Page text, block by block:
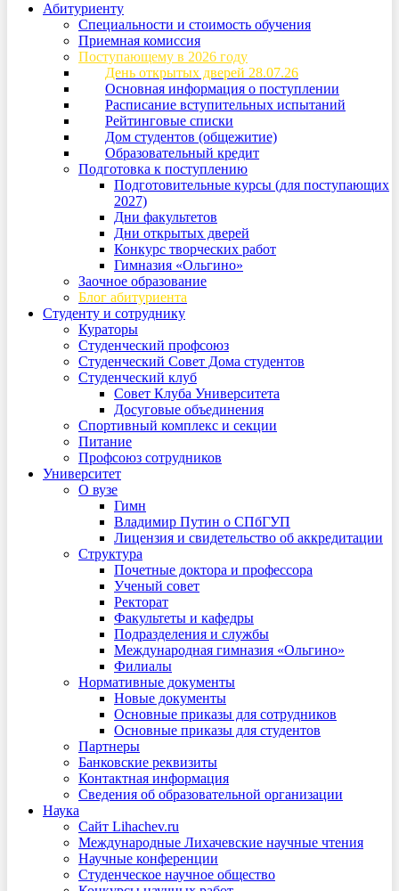
Абитуриенту
Специальности и стоимость обучения
Приемная комиссия
Поступающему в 2026 году
День открытых дверей 28.07.26
Основная информация о поступлении
Расписание вступительных испытаний
Рейтинговые списки
Дом студентов (общежитие)
Образовательный кредит
Подготовка к поступлению
Подготовительные курсы (для поступающих
2027)
Дни факультетов
Дни открытых дверей
Конкурс творческих работ
Гимназия «Ольгино»
Заочное образование
Блог абитуриента
Студенту и сотруднику
Кураторы
Студенческий профсоюз
Студенческий Совет Дома студентов
Студенческий клуб
Совет Клуба Университета
Досуговые объединения
Спортивный комплекс и секции
Питание
Профсоюз сотрудников
Университет
О вузе
Гимн
Владимир Путин о СПбГУП
Лицензия и свидетельство об аккредитации
Структура
Почетные доктора и профессора
Ученый совет
Ректорат
Факультеты и кафедры
Подразделения и службы
Международная гимназия «Ольгино»
Филиалы
Нормативные документы
Новые документы
Основные приказы для сотрудников
Основные приказы для студентов
Партнеры
Банковские реквизиты
Контактная информация
Сведения об образовательной организации
Наука
Сайт Lihachev.ru
Международные Лихачевские научные чтения
Научные конференции
Студенческое научное общество